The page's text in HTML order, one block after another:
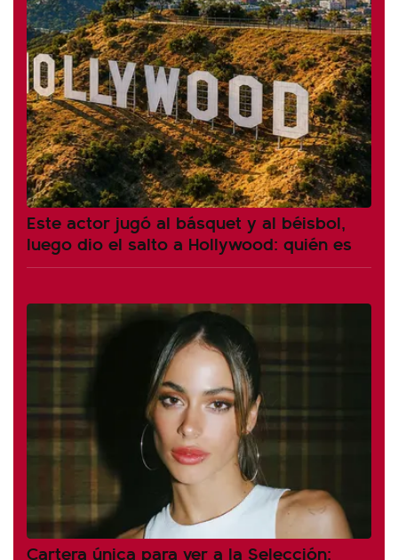
Este actor jugó al básquet y al béisbol,
luego dio el salto a Hollywood: quién es
Cartera única para ver a la Selección: